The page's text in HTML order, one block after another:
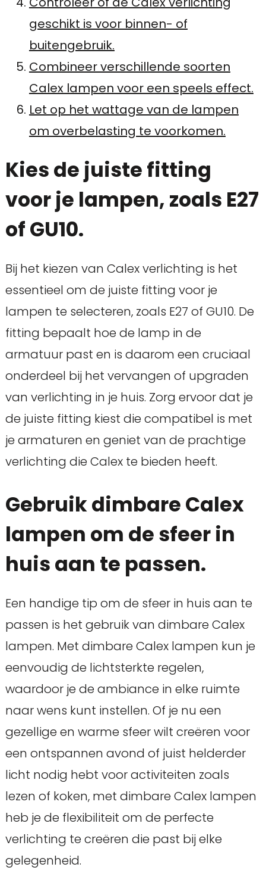
geschikt is voor binnen- of
buitengebruik.
Combineer verschillende soorten
Calex lampen voor een speels effect.
Let op het wattage van de lampen
om overbelasting te voorkomen.
Kies de juiste fitting
voor je lampen, zoals E27
of GU10.
Bij het kiezen van Calex verlichting is het
essentieel om de juiste fitting voor je
lampen te selecteren, zoals E27 of GU10. De
fitting bepaalt hoe de lamp in de
armatuur past en is daarom een cruciaal
onderdeel bij het vervangen of upgraden
van verlichting in je huis. Zorg ervoor dat je
de juiste fitting kiest die compatibel is met
je armaturen en geniet van de prachtige
verlichting die Calex te bieden heeft.
Gebruik dimbare Calex
lampen om de sfeer in
huis aan te passen.
Een handige tip om de sfeer in huis aan te
passen is het gebruik van dimbare Calex
lampen. Met dimbare Calex lampen kun je
eenvoudig de lichtsterkte regelen,
waardoor je de ambiance in elke ruimte
naar wens kunt instellen. Of je nu een
gezellige en warme sfeer wilt creëren voor
een ontspannen avond of juist helderder
licht nodig hebt voor activiteiten zoals
lezen of koken, met dimbare Calex lampen
heb je de flexibiliteit om de perfecte
verlichting te creëren die past bij elke
gelegenheid.